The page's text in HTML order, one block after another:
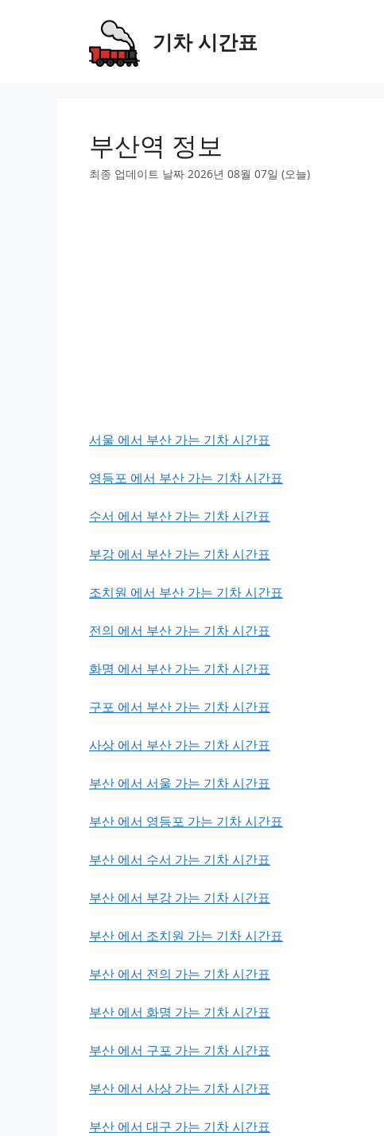
기차 시간표
부산역 정보
최종 업데이트 날짜 2026년 08월 07일 (오늘)
서울 에서 부산 가는 기차 시간표
영등포 에서 부산 가는 기차 시간표
수서 에서 부산 가는 기차 시간표
부강 에서 부산 가는 기차 시간표
조치원 에서 부산 가는 기차 시간표
전의 에서 부산 가는 기차 시간표
화명 에서 부산 가는 기차 시간표
구포 에서 부산 가는 기차 시간표
사상 에서 부산 가는 기차 시간표
부산 에서 서울 가는 기차 시간표
부산 에서 영등포 가는 기차 시간표
부산 에서 수서 가는 기차 시간표
부산 에서 부강 가는 기차 시간표
부산 에서 조치원 가는 기차 시간표
부산 에서 전의 가는 기차 시간표
부산 에서 화명 가는 기차 시간표
부산 에서 구포 가는 기차 시간표
부산 에서 사상 가는 기차 시간표
부산 에서 대구 가는 기차 시간표